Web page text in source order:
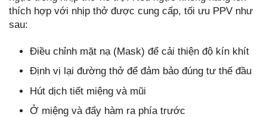
thích hợp với nhịp thở được cung cấp, tối ưu PPV như
sau:
Điều chỉnh mặt nạ (Mask) để cải thiện độ kín khít
Định vị lại đường thở để đảm bảo đúng tư thế đầu
Hút dịch tiết miệng và mũi
Ở miệng và đẩy hàm ra phía trước